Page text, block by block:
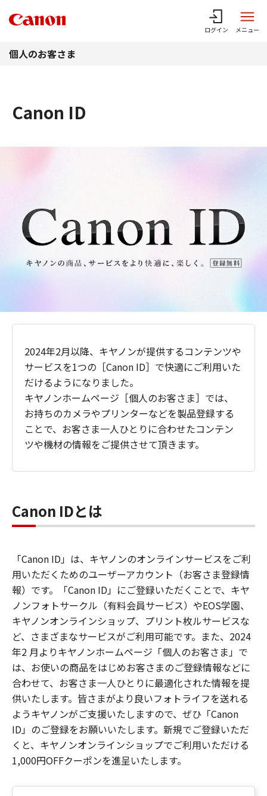
ログイン メニュー
個人のお客さま
Canon ID
2024年2月以降、キヤノンが提供するコンテンツや
サービスを1つの［Canon ID］で快適にご利用いた
だけるようになりました。
キヤノンホームページ［個人のお客さま］では、
お持ちのカメラやプリンターなどを製品登録する
ことで、お客さま一人ひとりに合わせたコンテン
ツや機材の情報をご提供させて頂きます。
Canon IDとは
「Canon ID」は、キヤノンのオンラインサービスをご利
用いただくためのユーザーアカウント（お客さま登録情
報）です。「Canon ID」にご登録いただくことで、キヤ
ノンフォトサークル（有料会員サービス）やEOS学園、
キヤノンオンラインショップ、プリント枚ルサービスな
ど、さまざまなサービスがご利用可能です。また、2024
年2 月よりキヤノンホームページ「個人のお客さま」で
は、お使いの商品をはじめお客さまのご登録情報などに
合わせて、お客さま一人ひとりに最適化された情報を提
供いたします。皆さまがより良いフォトライフを送れる
ようキヤノンがご支援いたしますので、ぜひ「Canon
ID」のご登録をお願いいたします。新規でご登録いただ
くと、キヤノンオンラインショップでご利用いただける
1,000円OFFクーポンを進呈いたします。